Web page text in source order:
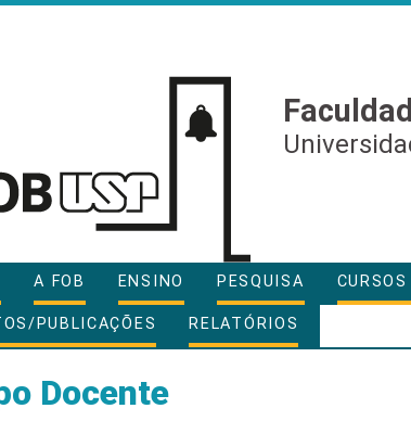
A FOB ENSINO PESQUISA
PUBLICAÇÕES RELATÓRIOS
Docente